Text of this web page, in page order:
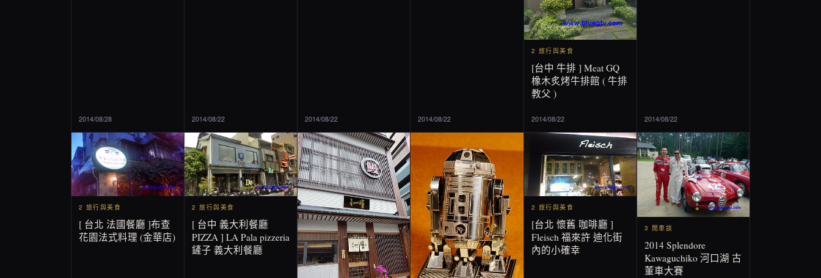
2014/08/28 2014/08/22 2014/08/22 2014/08/22
2 旅行與美食
[台中 牛排 ] Meat GQ
橡木炙烤牛排館 ( 牛排
教父 )
2014/08/22 2014/08/22
2 旅行與美食
[ 台北 法國餐廳 ]布查
花園法式料理 (金華店)
2 旅行與美食
[ 台中 義大利餐廳
PIZZA ] LA Pala pizzeria
鏟子 義大利餐廳
2 旅行與美食
[台北 懷舊 咖啡廳 ]
Fleisch 福來許 迪化街
內的小確幸
3 閒車談
2014 Splendore
Kawaguchiko 河口湖 古
董車大賽